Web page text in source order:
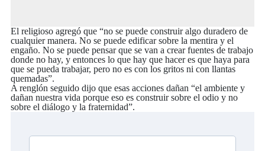
El religioso agregó que “no se puede construir algo duradero de
cualquier manera. No se puede edificar sobre la mentira y el
engaño. No se puede pensar que se van a crear fuentes de trabajo
donde no hay, y entonces lo que hay que hacer es que haya para
que se pueda trabajar, pero no es con los gritos ni con llantas
quemadas”.
A renglón seguido dijo que esas acciones dañan “el ambiente y
dañan nuestra vida porque eso es construir sobre el odio y no
sobre el diálogo y la fraternidad”.